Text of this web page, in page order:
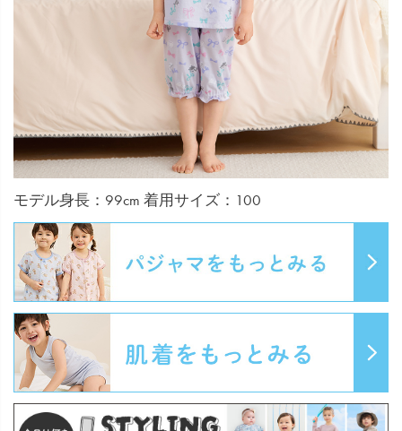
モデル身長：99cm 着用サイズ：100